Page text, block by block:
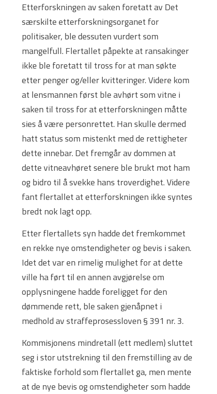
Etterforskningen av saken foretatt av Det
særskilte etterforskningsorganet for
politisaker, ble dessuten vurdert som
mangelfull. Flertallet påpekte at ransakinger
ikke ble foretatt til tross for at man søkte
etter penger og/eller kvitteringer. Videre kom
at lensmannen først ble avhørt som vitne i
saken til tross for at etterforskningen måtte
sies å være personrettet. Han skulle dermed
hatt status som mistenkt med de rettigheter
dette innebar. Det fremgår av dommen at
dette vitneavhøret senere ble brukt mot ham
og bidro til å svekke hans troverdighet. Videre
fant flertallet at etterforskningen ikke syntes
bredt nok lagt opp.
Etter flertallets syn hadde det fremkommet
en rekke nye omstendigheter og bevis i saken.
Idet det var en rimelig mulighet for at dette
ville ha ført til en annen avgjørelse om
opplysningene hadde foreligget for den
dømmende rett, ble saken gjenåpnet i
medhold av straffeprosessloven § 391 nr. 3.
Kommisjonens mindretall (ett medlem) sluttet
seg i stor utstrekning til den fremstilling av de
faktiske forhold som flertallet ga, men mente
at de nye bevis og omstendigheter som hadde